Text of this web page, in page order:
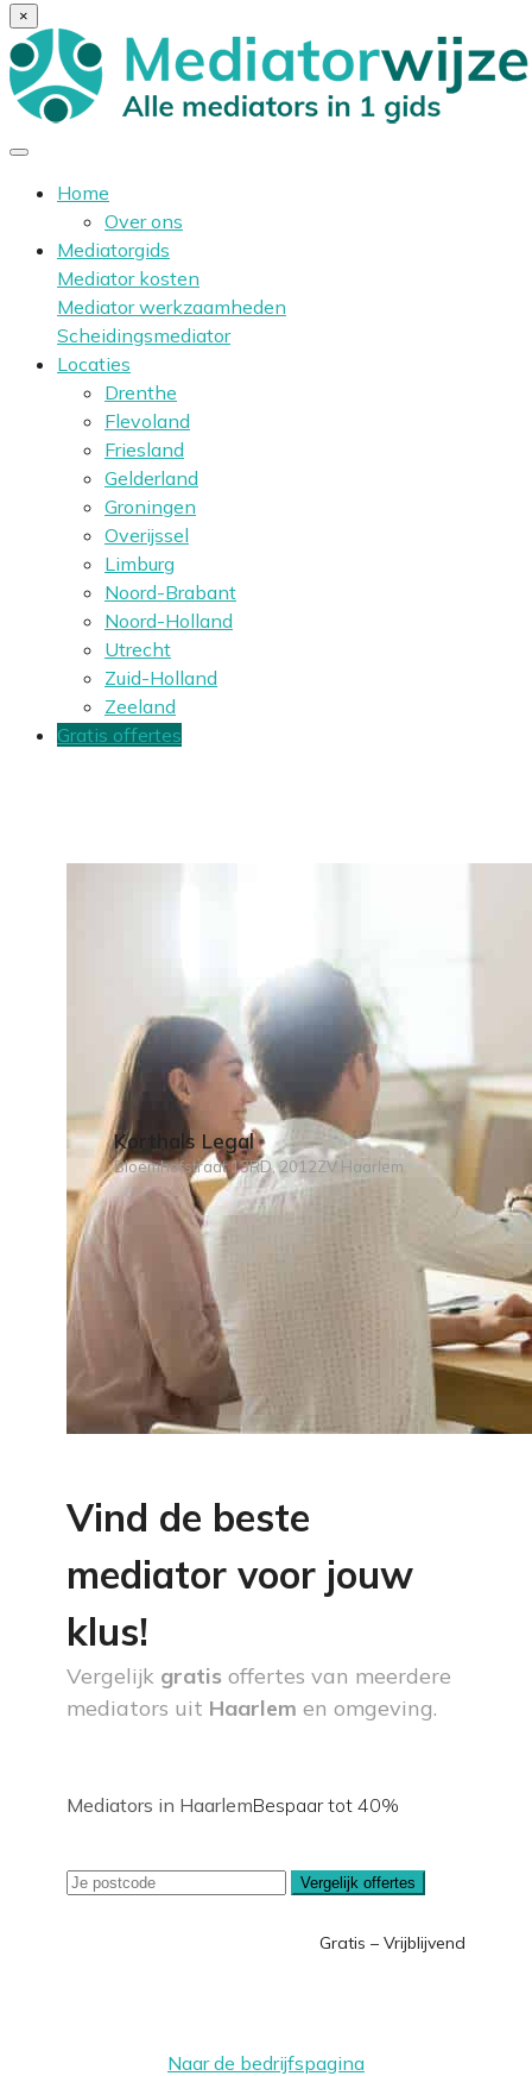
×
Home
Over ons
Mediatorgids
Mediator kosten
Mediator werkzaamheden
Scheidingsmediator
Locaties
Drenthe
Flevoland
Friesland
Gelderland
Groningen
Overijssel
Limburg
Noord-Brabant
Noord-Holland
Utrecht
Zuid-Holland
Zeeland
Gratis offertes
Korthals Legal
Bloemhofstraat 13RD, 2012ZV Haarlem
Vind de beste
mediator voor jouw
klus!
Vergelijk gratis offertes van meerdere
mediators uit Haarlem en omgeving.
Mediators in HaarlemBespaar tot 40%
Vergelijk offertes
Gratis – Vrijblijvend
Naar de bedrijfspagina